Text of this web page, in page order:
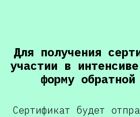
Для получения
участии в
форму обратной
Сертификат будет